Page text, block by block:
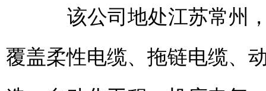
该公司地处江苏常州，
覆盖柔性电缆、拖链电缆、